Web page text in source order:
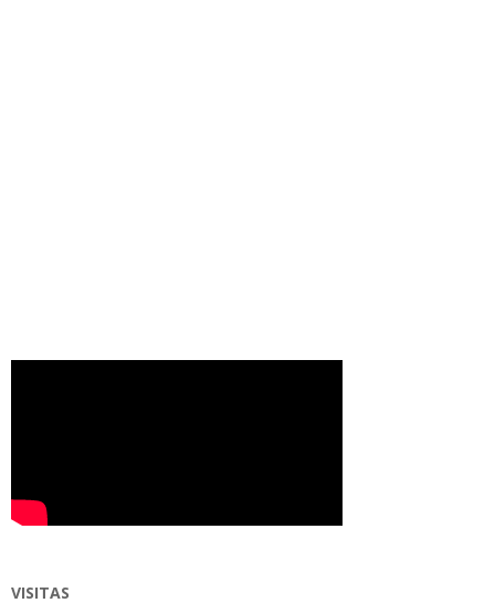
VISITAS